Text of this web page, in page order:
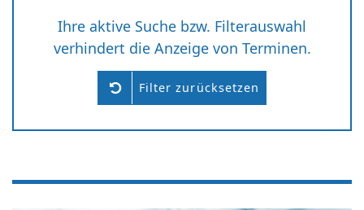
Ihre aktive Suche bzw. Filterauswahl
verhindert die Anzeige von Terminen.
Filter zurücksetzen